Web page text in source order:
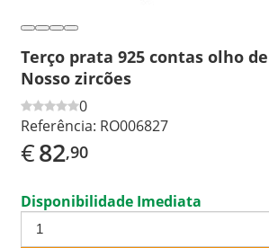
Terço prata 925 contas olho
Nosso zircões
0
Referência: RO006827
€82,90
Disponibilidade Imediata